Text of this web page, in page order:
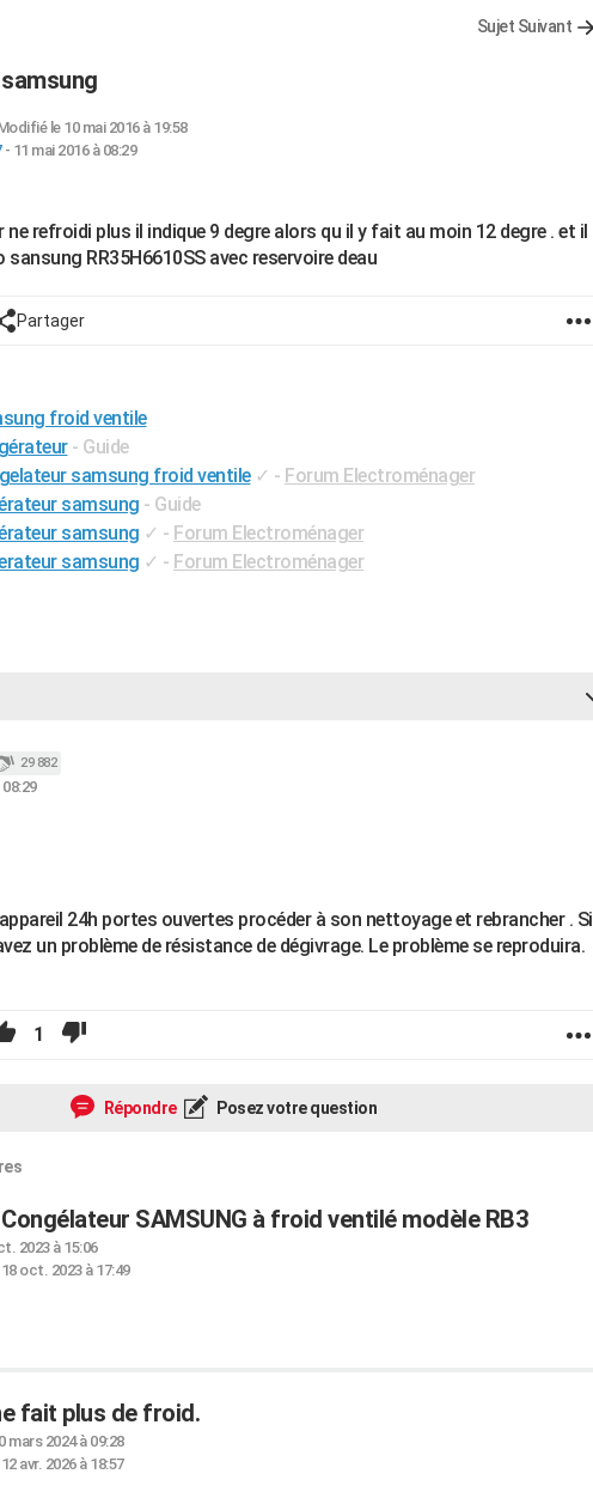
Sujet Suivant
le 10 mai 2016 à 19:58
- 11 mai 2016 à 08:29
refroidi plus il indique 9 degre alors qu il y fait au moin 12 degre . et il
sansung RR35H6610SS avec reservoire deau
Partager
froid ventile
- Guide
samsung froid ventile ✓ - Forum Electroménager
samsung - Guide
samsung ✓ - Forum Electroménager
samsung ✓ - Forum Electroménager
29 882
24h portes ouvertes procéder à son nettoyage et rebrancher . Si
un problème de résistance de dégivrage. Le problème se reproduira.
1
Répondre Posez votre question
SAMSUNG à froid ventilé modèle RB3
2023 à 15:06
18 oct. 2023 à 17:49
fait plus de froid.
mars 2024 à 09:28
12 avr. 2026 à 18:57